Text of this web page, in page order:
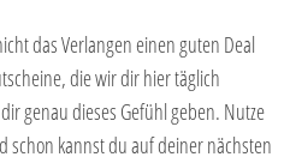
das Verlangen einen guten Deal
die wir dir hier täglich
genau dieses Gefühl geben. Nutze
schon kannst du auf deiner nächsten